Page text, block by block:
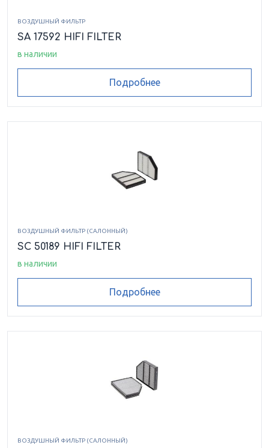
ВОЗДУШНЫЙ ФИЛЬТР
SA 17592 HIFI FILTER
в наличии
Подробнее
ВОЗДУШНЫЙ ФИЛЬТР (САЛОННЫЙ)
SC 50189 HIFI FILTER
в наличии
Подробнее
ВОЗДУШНЫЙ ФИЛЬТР (САЛОННЫЙ)